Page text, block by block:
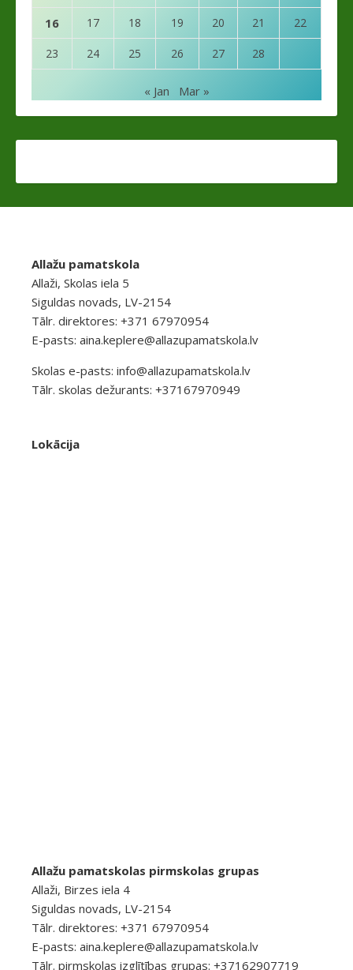
16 17 18 19 20 21 22
23 24 25 26 27 28
« Jan Mar »
Allažu pamatskola
Allaži, Skolas iela 5
Siguldas novads, LV-2154
Tālr. direktores: +371 67970954
E-pasts: aina.keplere@allazupamatskola.lv
Skolas e-pasts: info@allazupamatskola.lv
Tālr. skolas dežurants: +37167970949
Lokācija
Allažu pamatskolas pirmskolas grupas
Allaži, Birzes iela 4
Siguldas novads, LV-2154
Tālr. direktores: +371 67970954
E-pasts: aina.keplere@allazupamatskola.lv
Tālr. pirmskolas izglītības grupas: +37162907719